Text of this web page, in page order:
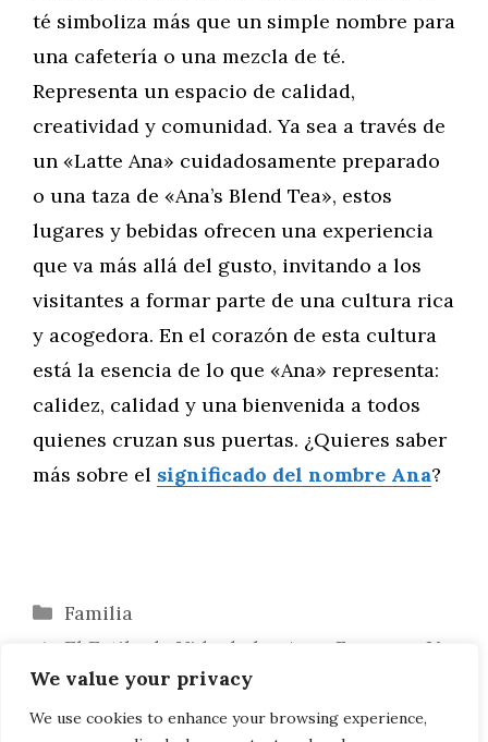
We value your privacy
We use cookies to enhance your browsing experience,
té simboliza más que un simple nombre para
una cafetería o una mezcla de té.
Representa un espacio de calidad,
creatividad y comunidad. Ya sea a través de
un «Latte Ana» cuidadosamente preparado
o una taza de «Ana’s Blend Tea», estos
lugares y bebidas ofrecen una experiencia
que va más allá del gusto, invitando a los
visitantes a formar parte de una cultura rica
y acogedora. En el corazón de esta cultura
está la esencia de lo que «Ana» representa:
calidez, calidad y una bienvenida a todos
quienes cruzan sus puertas. ¿Quieres saber
más sobre el significado del nombre Ana?
Categorías
Familia
El Estilo de Vida de las Anas Famosas: Un
Vistazo a sus Rutinas y Secretos
Marcas y Empresas con el Nombre Ana: